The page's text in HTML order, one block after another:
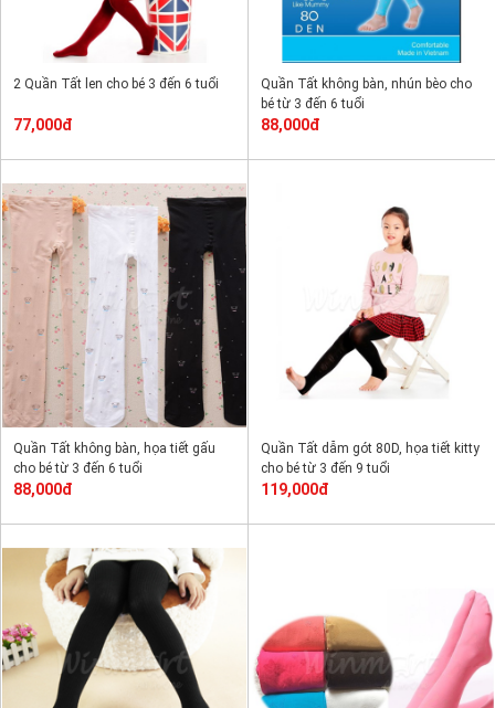
2 Quần Tất len cho bé 3 đến 6 tuổi
77,000đ
Quần Tất không bàn, nhún bèo cho
bé từ 3 đến 6 tuổi
88,000đ
Quần Tất không bàn, họa tiết gấu
cho bé từ 3 đến 6 tuổi
88,000đ
Quần Tất dẫm gót 80D, họa tiết kitty
cho bé từ 3 đến 9 tuổi
119,000đ